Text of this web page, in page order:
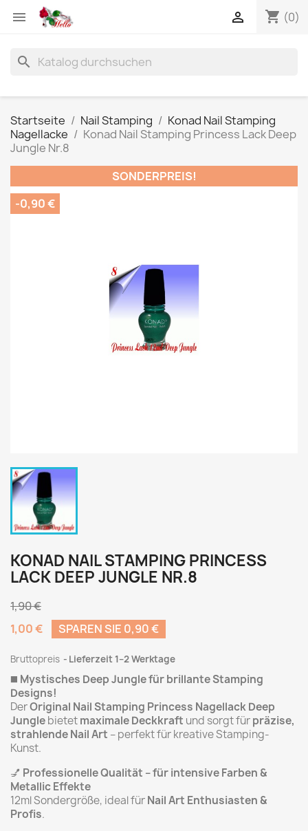
 shopping_cart (0)

search
Startseite Nail Stamping
Konad Nail Stamping
Nagellacke
Konad Nail Stamping Princess Lack Deep
Jungle Nr.8
SONDERPREIS!
-0,90 €
KONAD NAIL STAMPING PRINCESS
LACK DEEP JUNGLE NR.8
1,90 €
1,00 €
SPAREN SIE 0,90 €
Bruttopreis Lieferzeit 1–2 Werktage
◼️ Mystisches Deep Jungle für brillante Stamping
Designs!
DerOriginal Nail Stamping Princess Nagellack Deep
Junglebietetmaximale Deckkraft und sorgt fürpräzise,
strahlende Nail Art – perfekt für kreative Stamping-
Kunst.
💅 Professionelle Qualität – für intensive Farben &
Metallic Effekte
12ml Sondergröße, ideal fürNail Art Enthusiasten &
Profis.